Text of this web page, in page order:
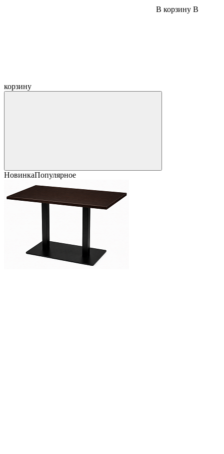
В корзину В
корзину
НовинкаПопулярное